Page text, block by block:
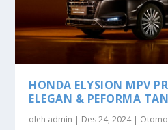
HONDA ELYSION MPV
ELEGAN & PEFORMA
oleh admin | Des 24, 2024|